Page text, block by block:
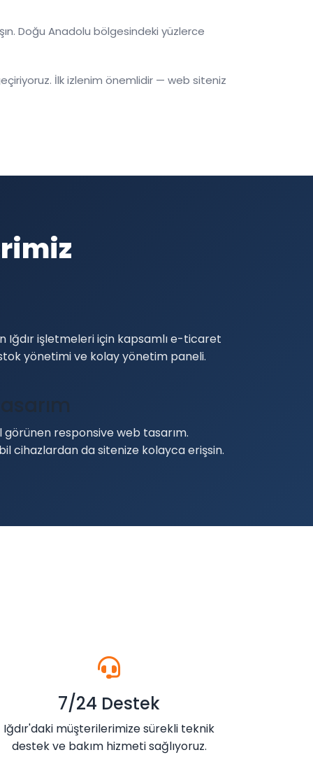
Doğu Anadolu bölgesindeki yüzlerce
İlk izlenim önemlidir — web siteniz
Iğdır işletmeleri için kapsamlı e-ticaret
yönetimi ve kolay yönetim paneli.
responsive web tasarım.
cihazlardan da sitenize kolayca erişsin.
7/24 Destek
Iğdır'daki müşterilerimize sürekli teknik
destek ve bakım hizmeti sağlıyoruz.